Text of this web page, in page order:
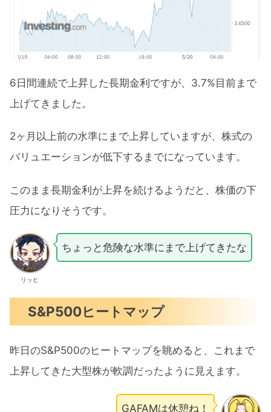
6日間連続で上昇した長期金利ですが、3.7%目前まで
上げてきました。
2ヶ月以上前の水準にまで上昇していますが、株式の
バリュエーションが低下するまでになっています。
このまま長期金利が上昇を続けるようだと、株価の下
圧力になりそうです。
リッヒ
ちょっと危険な水準にまで上げてきたな
S&P500ヒートマップ
昨日のS&P500のヒートマップを眺めると、これまで
上昇してきた大型株が軟調だったように見えます。
GAFAMは休憩ね！